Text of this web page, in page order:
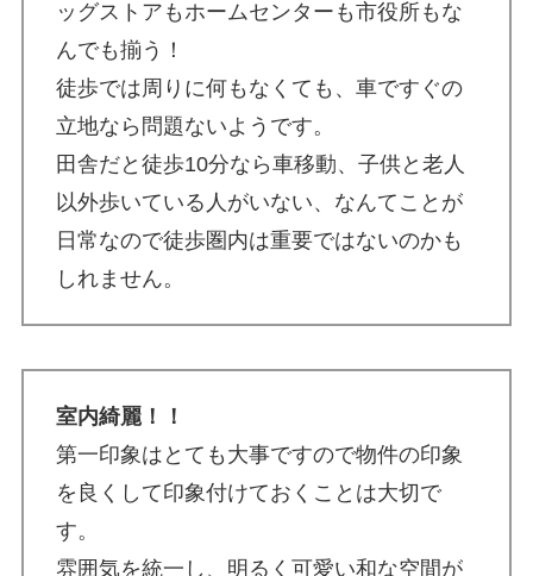
ッグストアもホームセンターも市役所もな
んでも揃う！
徒歩では周りに何もなくても、車ですぐの
立地なら問題ないようです。
田舎だと徒歩10分なら車移動、子供と老人
以外歩いている人がいない、なんてことが
日常なので徒歩圏内は重要ではないのかも
しれません。
室内綺麗！！
第一印象はとても大事ですので物件の印象
を良くして印象付けておくことは大切で
す。
雰囲気を統一し、明るく可愛い和な空間が